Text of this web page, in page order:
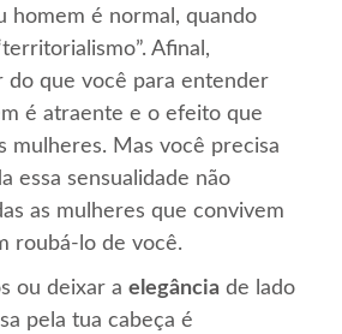
homem é normal, quando
Afinal,
do que você para entender
é atraente e o efeito que
mulheres. Mas você precisa
essa sensualidade não
as mulheres que convivem
roubá-lo de você.
ou deixar aelegância de lado
pela tua cabeça é